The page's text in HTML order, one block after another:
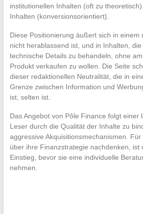
institutionellen Inhalten (oft zu
Inhalten (konversionsorientiert).
Diese Positionierung äußert sich in einem
nicht herablassend ist, und in Inhalten, die
technische Details zu behandeln, ohne
Produkt verkaufen zu wollen. Die Seite
dieser redaktionellen Neutralität, die in
Grenze zwischen Information und
ist, selten ist.
Das Angebot von Pôle Finance folgt einer
Leser durch die Qualität der Inhalte zu
aggressive Akquisitionsmechanismen.
über ihre Finanzstrategie nachdenken, ist
Einstieg, bevor sie eine individuelle
nehmen.